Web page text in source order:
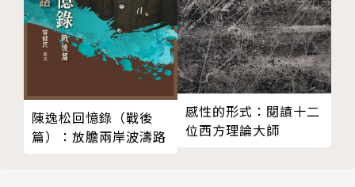
目前旅居德國柏林，同時是臺北市翻譯工會的一員，專
職書籍翻譯、華語教學、寫作。
譯有《別讓地球碳氣：從一根香蕉學會減碳生活》、
《世界地圖祕典：一場人類文明崛起與擴張的製圖時代
全史》、《玩這場遊戲：職場性騷擾對抗指南》（暫
譯）等書。
大洋洲：艾弗利文
古彼爾姆文 安布爾文 布塔庫奇耶文
虛構文字
星際爭霸戰
附錄陳逸松回憶錄（戰後
篇）：放膽兩岸波濤路
感性的形式：閱謮十二
位西方理論大師